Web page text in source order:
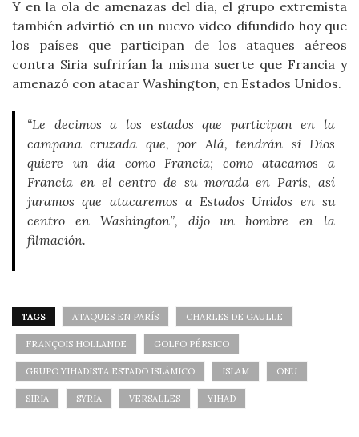
Y en la ola de amenazas del día, el grupo extremista
también advirtió en un nuevo video difundido hoy que
los países que participan de los ataques aéreos
contra Siria sufrirían la misma suerte que Francia y
amenazó con atacar Washington, en Estados Unidos.
“Le decimos a los estados que participan en la
campaña cruzada que, por Alá, tendrán si Dios
quiere un día como Francia; como atacamos a
Francia en el centro de su morada en París, así
juramos que atacaremos a Estados Unidos en su
centro en Washington”, dijo un hombre en la
filmación.
TAGS ATAQUES EN PARÍS CHARLES DE GAULLE
FRANÇOIS HOLLANDE GOLFO PÉRSICO
GRUPO YIHADISTA ESTADO ISLÁMICO ISLAM ONU
SIRIA SYRIA VERSALLES YIHAD